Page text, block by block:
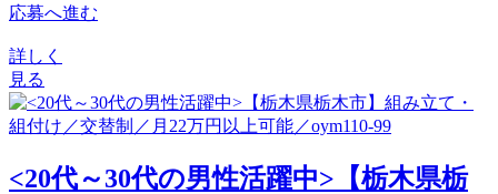
応募へ進む
詳しく
見る
<20代～30代の男性活躍中>【栃木県栃